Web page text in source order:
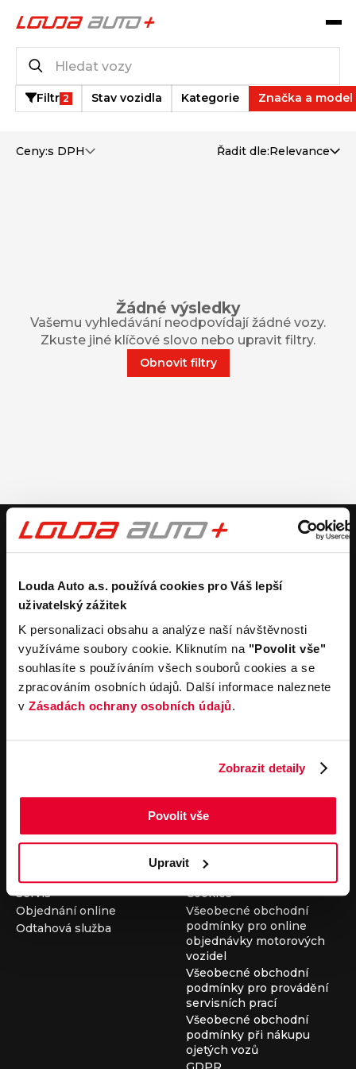
Louda Auto a.s. používá cookies pro Váš lepší
uživatelský zážitek
K personalizaci obsahu a analýze naší návštěvnosti
využíváme soubory cookie. Kliknutím na "Povolit vše"
souhlasíte s používáním všech souborů cookies a se
zpracováním osobních údajů. Další informace naleznete
v Zásadách ochrany osobních údajů.
Zobrazit detaily
Povolit vše
Upravit
Filtr 2 Stav vozidla Kategorie Značka a model
Ceny:s DPH Řadit dle:Relevance
Žádné výsledky
Vašemu vyhledávání neodpovídají žádné vozy.
Zkuste jiné klíčové slovo nebo upravit filtry.
Obnovit filtry
V případě dotazů volejte číslo nonstop infolinky
+420 325 400 400
nebo nám napište na e-mailauto@louda.cz
Koupit vůz
Koupit nový vůz
Koupit ojetý vůz
Koupit užitkový vůz
Koupit obytný vůz
Prodat vůz
Nezávazně ocenit
Průběh výkupu vozu
Louda Auto+ Poděbrady
Novinky
Kariéra
Servis
Objednání online
Odtahová služba
Důležité odkazy
Cookies
Všeobecné obchodní
podmínky pro online
objednávky motorových
vozidel
Všeobecné obchodní
podmínky pro provádění
servisních prací
Všeobecné obchodní
podmínky při nákupu
ojetých vozů